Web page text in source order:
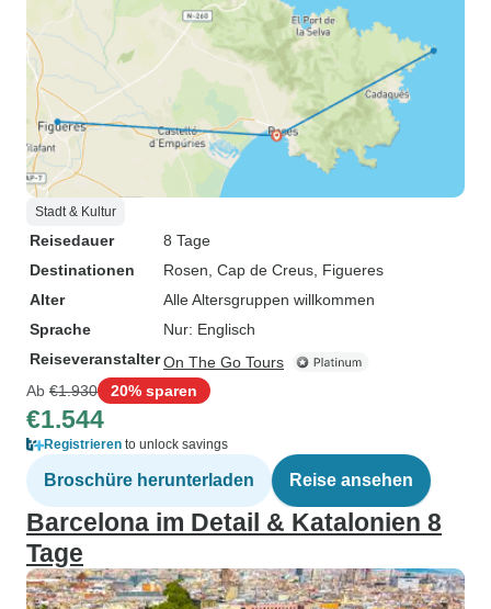
Stadt & Kultur
Reisedauer
8 Tage
Destinationen
Rosen , Cap de Creus , Figueres
Alter
Alle Altersgruppen willkommen
Sprache
Nur: Englisch
ReiseveranstalterOn The Go Tours
Ab €1.930 20% sparen
€1.544
Registrieren to unlock savings
Broschüre herunterladen Reise ansehen
Barcelona im Detail & Katalonien 8
Tage